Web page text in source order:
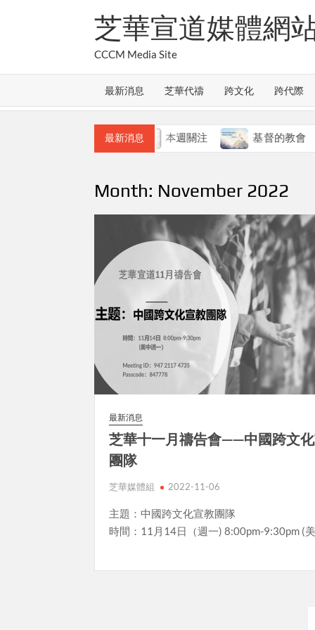
芝華宣道媒體網
CCCM Media Site
最新消息 芝華代禱 跨文化 跨代際
最新消息本週關注 基督的教會
Month: November 2022
最新消息
芝華十一月禱告會——中國跨文
團隊
芝華媒體組 2022-11-06
主題：中國跨文化宣教團隊
時間：11月14日（週一) 8:00pm-9:30pm (美